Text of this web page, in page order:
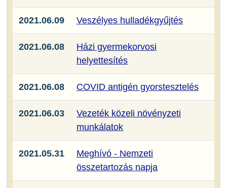
2021.06.09 Veszélyes hulladékgyűjtés
2021.06.08
Házi gyermekorvosi
helyettesítés
2021.06.08 COVID antigén gyorstesztelés
2021.06.03
Vezeték közeli növényzeti
munkálatok
2021.05.31
Meghívó - Nemzeti
összetartozás napja